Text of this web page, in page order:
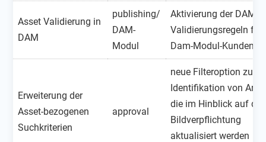
Asset Validierung in
DAM
publishing/
DAM-
Modul
Aktivierung der DAM
Validierungsregeln für
Dam-Modul-Kunden
Erweiterung der
Asset-bezogenen
Suchkriterien
approval
neue Filteroption zur
Identifikation von
die im Hinblick auf die
Bildverpflichtung
aktualisiert werden